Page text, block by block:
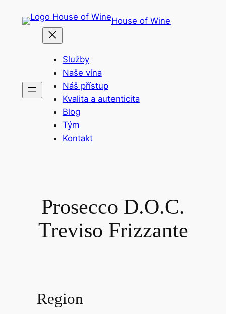
House of Wine
Služby
Naše vína
Náš přístup
Kvalita a autenticita
Blog
Tým
Kontakt
Prosecco D.O.C.
Treviso Frizzante
Region